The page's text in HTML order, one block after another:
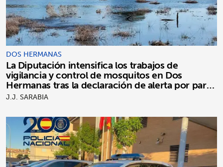
DOS HERMANAS
La Diputación intensifica los trabajos de
vigilancia y control de mosquitos en Dos
Hermanas tras la declaración de alerta por parte
de la Junta
J.J. SARABIA